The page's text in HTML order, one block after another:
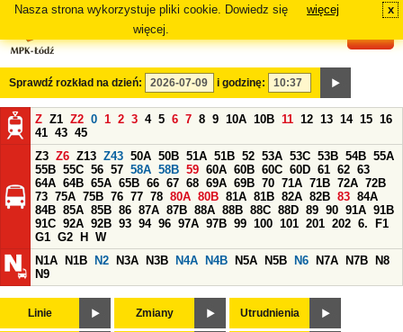
Nasza strona wykorzystuje pliki cookie. Dowiedz się
więcej.
więcej x
Sprawdź rozkład na dzień: i godzinę:
Z Z1 Z2 0 1 2 3 4 5 6 7 8 9 10A 10B 11 12 13 14 15 16
41 43 45
Z3 Z6 Z13 Z43 50A 50B 51A 51B 52 53A 53C 53B 54B 55A
55B 55C 56 57 58A 58B 59 60A 60B 60C 60D 61 62 63
64A 64B 65A 65B 66 67 68 69A 69B 70 71A 71B 72A 72B
73 75A 75B 76 77 78 80A 80B 81A 81B 82A 82B 83 84A
84B 85A 85B 86 87A 87B 88A 88B 88C 88D 89 90 91A 91B
91C 92A 92B 93 94 96 97A 97B 99 100 101 201 202 6.
F1
G1 G2 H
W
N1A
N1B N2 N3A N3B N4A N4B N5A N5B N6 N7A N7B
N8
N9
Linie Zmiany Utrudnienia